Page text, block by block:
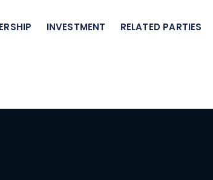
INVESTMENT RELATED PARTIES